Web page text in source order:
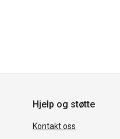
Hjelp og støtte
Kontakt oss